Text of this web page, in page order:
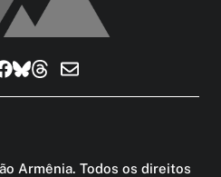
Armênia. Todos os direitos